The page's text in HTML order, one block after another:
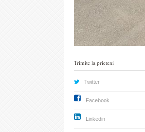
Trimite la prieteni
Twitter
Facebook
Linkedin